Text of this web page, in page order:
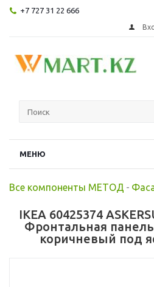
+7 727 31 22 666
МЕНЮ
Все компоненты МЕТОД -
IKEA 60425374
Фронтальная
коричневый под